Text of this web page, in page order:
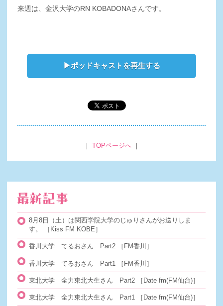
来週は、金沢大学のRN KOBADONAさんです。
▶ポッドキャストを再生する
｜ TOPページへ｜
8月8日（土）は関西学院大学のじゅりさんがお送りしま
す。
［Kiss FM KOBE］
香川大学 てるおさん Part2 ［FM香川］
香川大学 てるおさん Part1 ［FM香川］
東北大学 全力東北大生さん Part2 ［Date fm(FM仙台)］
東北大学 全力東北大生さん Part1 ［Date fm(FM仙台)］